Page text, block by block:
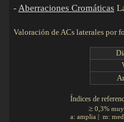
- Aberraciones Cromáticas
Valoración de ACs laterales por
Índices de
≥ 0,3%
a: amplia | m: media |